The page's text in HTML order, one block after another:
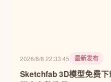
2026/8/8 22:33:45 最新发布
Sketchfab 3D模型免费